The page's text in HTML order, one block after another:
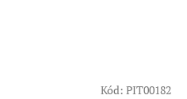
Kód: PIT00182